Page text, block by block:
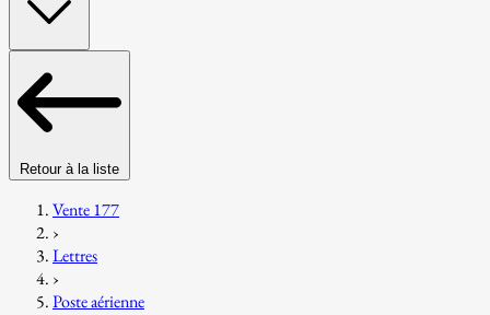
Retour à la liste
Vente 177
›
Lettres
›
Poste aérienne